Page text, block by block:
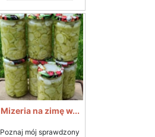
Mizeria na zimę w...
Poznaj mój sprawdzony